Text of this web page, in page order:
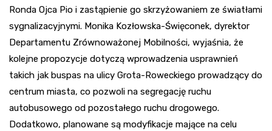
Ronda Ojca Pio i zastąpienie go skrzyżowaniem ze światłami
sygnalizacyjnymi. Monika Kozłowska-Święconek, dyrektor
Departamentu Zrównoważonej Mobilności, wyjaśnia, że
kolejne propozycje dotyczą wprowadzenia usprawnień
takich jak buspas na ulicy Grota-Roweckiego prowadzący do
centrum miasta, co pozwoli na segregację ruchu
autobusowego od pozostałego ruchu drogowego.
Dodatkowo, planowane są modyfikacje mające na celu